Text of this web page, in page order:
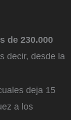
de 230.000
decir, desde la
deja 15
a los